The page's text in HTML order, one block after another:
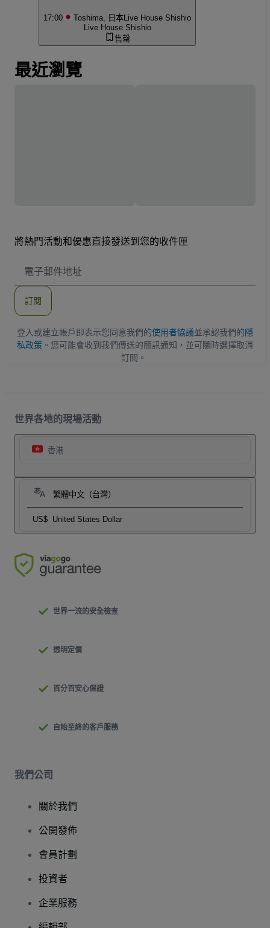
17:00 Toshima, 日本Live House Shishio
Live House Shishio
售罄
最近瀏覽
將熱門活動和優惠直接發送到您的收件匣
子
地
訂閱
登入或建立帳戶即表示您同意我們的使用者協議並承認我們的隱
私政策 。您可能會收到我們傳送的簡訊通知，並可隨時選擇取消
訂閱。
世界各地的現場活動
香港
繁體中文（台灣）
US$ United States Dollar
世界一流的安全檢查
透明定價
百分百安心保證
自始至終的客戶服務
我們公司
關於我們
公開發佈
會員計劃
投資者
企業服務